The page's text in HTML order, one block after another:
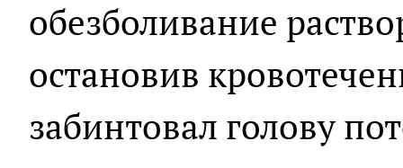
обезболивание
остановив
забинтовал голову